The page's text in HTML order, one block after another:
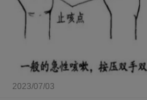
2023/07/03